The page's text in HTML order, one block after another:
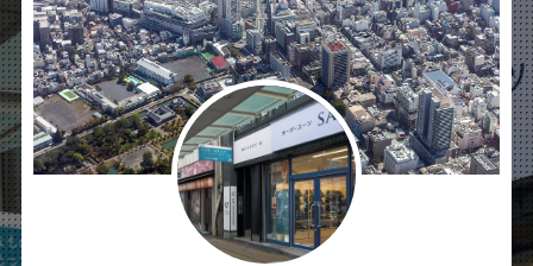
ェ
ア
し
て
く
だ